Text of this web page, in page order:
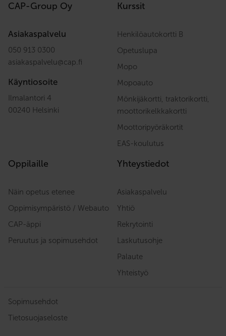
CAP-Group Oy
Asiakaspalvelu
050 913 0300
asiakaspalvelu@cap.fi
Käyntiosoite
Ilmalantori 4
00240 Helsinki
Kurssit
Henkilöautokortti B
Opetuslupa
Mopo
Mopoauto
Mönkijäkortti, traktorikortti,
moottorikelkkakortti
Moottoripyöräkortit
EAS-koulutus
Oppilaille
Näin opetus etenee
Oppimisympäristö / Webauto
CAP-äppi
Peruutus ja sopimusehdot
Yhteystiedot
Asiakaspalvelu
Yhtiö
Rekrytointi
Laskutusohje
Palaute
Yhteistyö
Sopimusehdot
Tietosuojaseloste